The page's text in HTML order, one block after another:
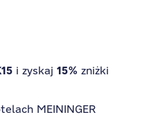
i zyskaj 15% zniżki
MEININGER